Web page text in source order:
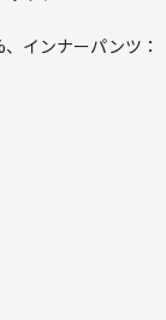
インナーパンツ：